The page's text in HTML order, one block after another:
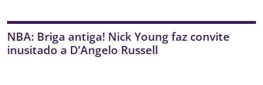
NBA: Briga antiga! Nick Young faz convite
inusitado a D’Angelo Russell